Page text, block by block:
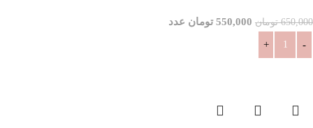
650,000 تومان 550,000 تومان عدد